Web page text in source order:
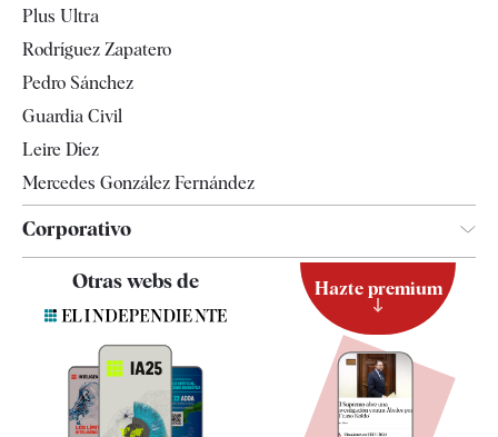
Televisión
Plus Ultra
Rodríguez Zapatero
Pedro Sánchez
Guardia Civil
Leire Díez
Mercedes González Fernández
Corporativo
Contacto
Quiénes somos
Otras webs de Hazte premium